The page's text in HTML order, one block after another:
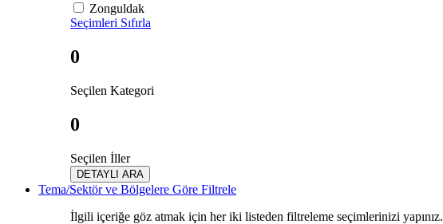
Zonguldak
Seçimleri Sıfırla
0
Seçilen Kategori
0
Seçilen İller
DETAYLI ARA
Tema/Sektör ve Bölgelere Göre Filtrele
İlgili içeriğe göz atmak için her iki listeden filtreleme seçimlerinizi yapınız.